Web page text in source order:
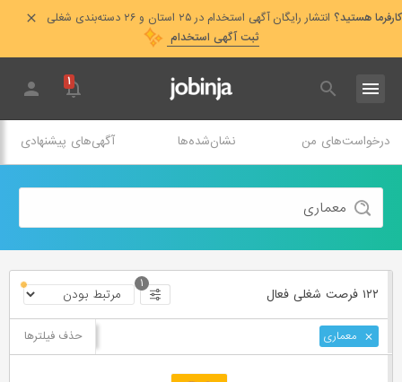
کارفرما هستید؟ انتشار رایگان آگهی استخدام در ۲۵ استان و ۲۶ دسته‌بندی شغلی
ثبت آگهی استخدام
۱
درخواست‌های من نشان‌شده‌ها آگهی‌های پیشنهادی
۱۲۲ فرصت ‌شغلی فعال
۱
معماری حذف فیلترها